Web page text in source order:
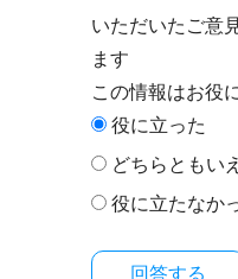
いただいたご意
ます
この情報はお役
役に立った
どちらともい
役に立たなか